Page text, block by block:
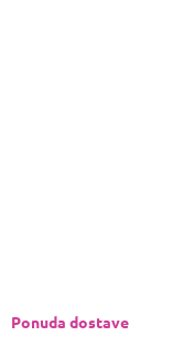
Ponuda dostave